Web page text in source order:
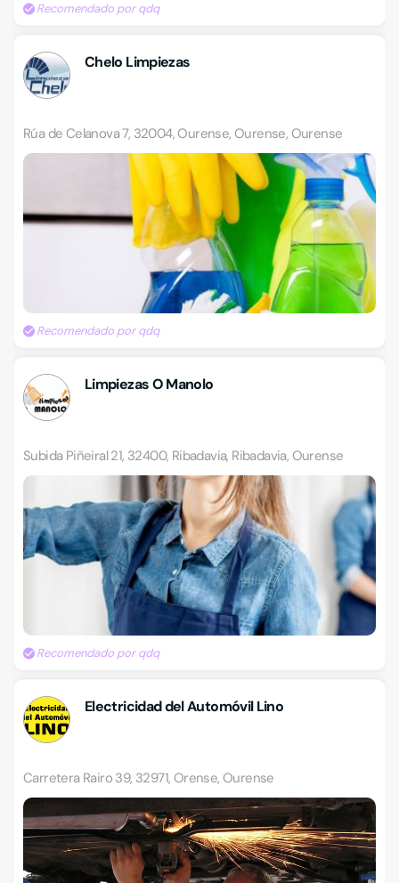
Recomendado por qdq
Chelo Limpiezas
Rúa de Celanova 7, 32004, Ourense, Ourense, Ourense
Recomendado por qdq
Limpiezas O Manolo
Subida Piñeiral 21, 32400, Ribadavia, Ribadavia, Ourense
Recomendado por qdq
Electricidad del Automóvil Lino
Carretera Rairo 39, 32971, Orense, Ourense